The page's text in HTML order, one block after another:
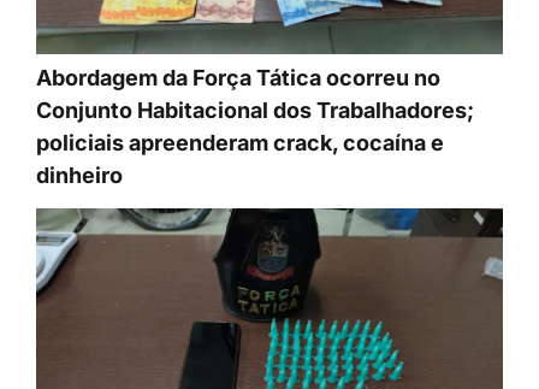
Abordagem da Força Tática ocorreu no
Conjunto Habitacional dos Trabalhadores;
policiais apreenderam crack, cocaína e
dinheiro